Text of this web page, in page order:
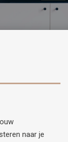
naar je